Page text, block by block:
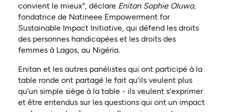
convient le mieux", déclareEnitan Sophie Oluwa,
fondatrice de Natineee Empowerment for
Sustainable Impact Initiative, qui défend les droits
des personnes handicapées et les droits des
femmes à Lagos, au Nigéria.
Enitan et les autres panélistes qui ont participé à la
table ronde ont partagé le fait qu'ils veulent plus
qu'un simple siège à la table - ils veulent s'exprimer
et être entendus sur les questions qui ont un impact